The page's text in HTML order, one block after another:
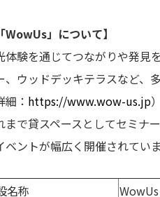
WowUs」について】
体験を通じてつながりや発見
、ウッドデッキテラスなど、
細： https://www.wow-us.jp）
まで貸スペースとしてセミナ
ベントが幅広く開催されていま
名称
WowUs